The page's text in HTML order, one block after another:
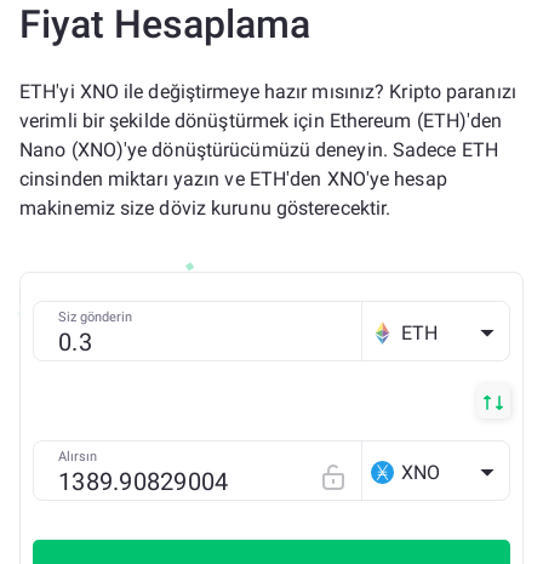
Fiyat Hesaplama
ETH'yi XNO ile değiştirmeye hazır mısınız? Kripto paranızı
verimli bir şekilde dönüştürmek için Ethereum (ETH)'den
Nano (XNO)'ye dönüştürücümüzü deneyin. Sadece ETH
cinsinden miktarı yazın ve ETH'den XNO'ye hesap
makinemiz size döviz kurunu gösterecektir.
Siz gönderin
ETH
Alırsın
XNO